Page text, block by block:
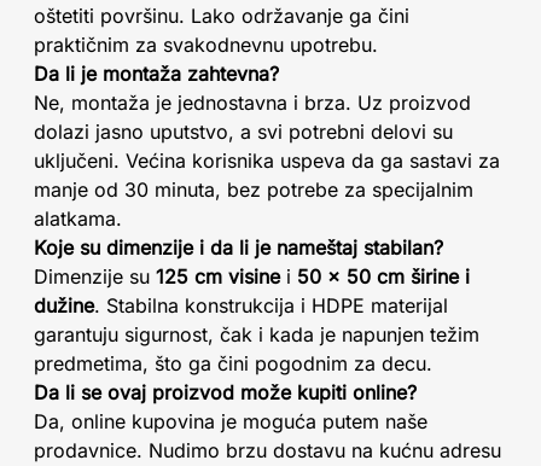
oštetiti površinu. Lako održavanje ga čini
praktičnim za svakodnevnu upotrebu.
Da li je montaža zahtevna?
Ne, montaža je jednostavna i brza. Uz proizvod
dolazi jasno uputstvo, a svi potrebni delovi su
uključeni. Većina korisnika uspeva da ga sastavi za
manje od 30 minuta, bez potrebe za specijalnim
alatkama.
Koje su dimenzije i da li je nameštaj stabilan?
Dimenzije su 125 cm visinei 50 x 50 cm širine i
dužine. Stabilna konstrukcija i HDPE materijal
garantuju sigurnost, čak i kada je napunjen težim
predmetima, što ga čini pogodnim za decu.
Da li se ovaj proizvod može kupiti online?
Da, online kupovina je moguća putem naše
prodavnice. Nudimo brzu dostavu na kućnu adresu